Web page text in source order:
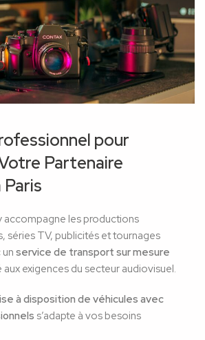
pour
Partenaire
accompagne les productions
séries TV, publicités et tournages
service de transport sur mesure
exigences du secteur audiovisuel.
à disposition de véhicules avec
s’adapte à vos besoins